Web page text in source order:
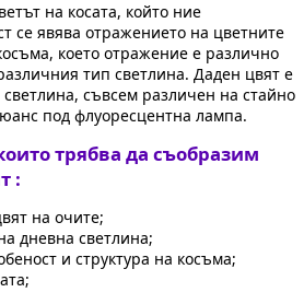
на косата, който ние
се явява отражението на цветните
което отражение е различно
тип светлина. Даден цвят е
съвсем различен на стайно
под флуоресцентна лампа.
трябва да съобразим
:
на очите;
дневна светлина;
и структура на косъма;